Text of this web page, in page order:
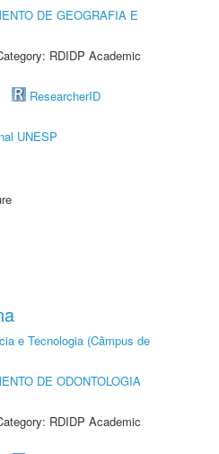
DE GEOGRAFIA E
RDIDP Academic
ResearcherID
UNESP
e Tecnologia (Câmpus de
DE ODONTOLOGIA
RDIDP Academic